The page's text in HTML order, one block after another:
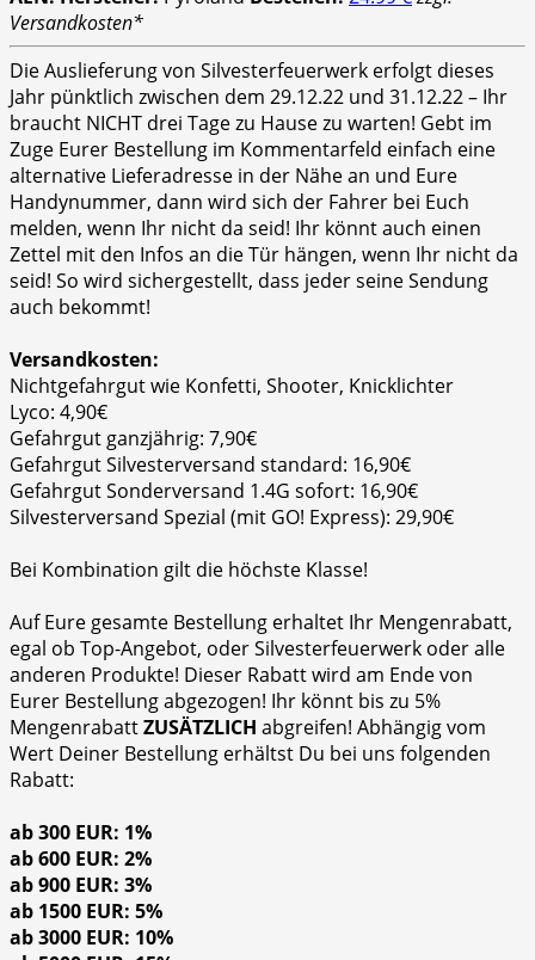
Versandkosten*
Die Auslieferung von Silvesterfeuerwerk erfolgt dieses
Jahr pünktlich zwischen dem 29.12.22 und 31.12.22 – Ihr
braucht NICHT drei Tage zu Hause zu warten! Gebt im
Zuge Eurer Bestellung im Kommentarfeld einfach eine
alternative Lieferadresse in der Nähe an und Eure
Handynummer, dann wird sich der Fahrer bei Euch
melden, wenn Ihr nicht da seid! Ihr könnt auch einen
Zettel mit den Infos an die Tür hängen, wenn Ihr nicht da
seid! So wird sichergestellt, dass jeder seine Sendung
auch bekommt!
Versandkosten:
Nichtgefahrgut wie Konfetti, Shooter, Knicklichter
Lyco: 4,90€
Gefahrgut ganzjährig: 7,90€
Gefahrgut Silvesterversand standard: 16,90€
Gefahrgut Sonderversand 1.4G sofort: 16,90€
Silvesterversand Spezial (mit GO! Express): 29,90€
Bei Kombination gilt die höchste Klasse!
Auf Eure gesamte Bestellung erhaltet Ihr Mengenrabatt,
egal ob Top-Angebot, oder Silvesterfeuerwerk oder alle
anderen Produkte! Dieser Rabatt wird am Ende von
Eurer Bestellung abgezogen! Ihr könnt bis zu 5%
MengenrabattZUSÄTZLICH abgreifen! Abhängig vom
Wert Deiner Bestellung erhältst Du bei uns folgenden
Rabatt:
ab 300 EUR: 1%
ab 600 EUR: 2%
ab 900 EUR: 3%
ab 1500 EUR: 5%
ab 3000 EUR: 10%